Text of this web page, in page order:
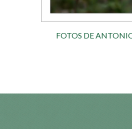
FOTOS DE